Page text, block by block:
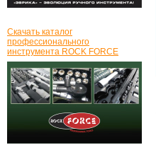
Скачать каталог
профессионального
инструмента ROCK FORCE